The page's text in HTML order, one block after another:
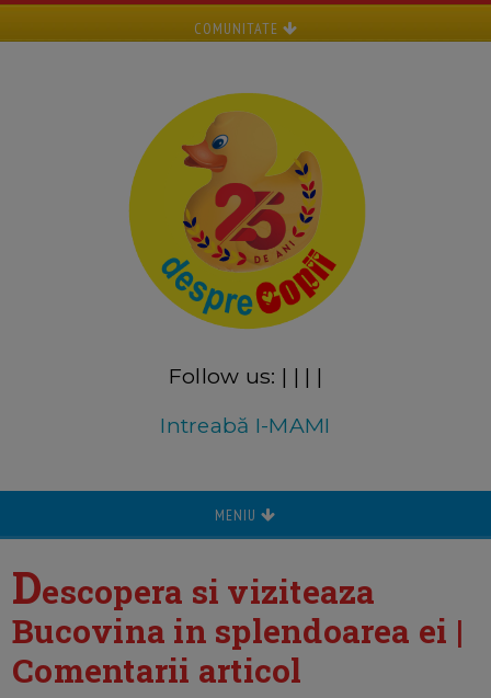
COMUNITATE
Follow us: | | | |
Intreabă I-MAMI
MENIU
Descopera si viziteaza
Bucovina in splendoarea ei |
Comentarii articol